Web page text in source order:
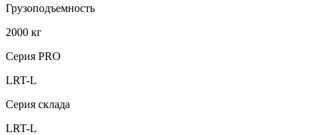
Грузоподъемность
2000 кг
Серия PRO
LRT-L
Серия склада
LRT-L